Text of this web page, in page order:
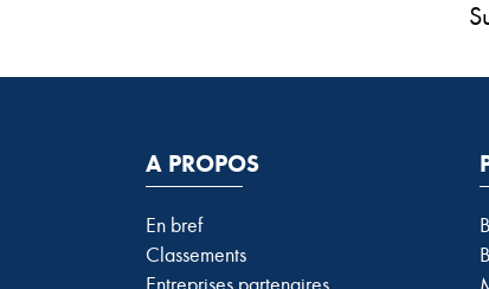
A PROPOS
En bref
Classements